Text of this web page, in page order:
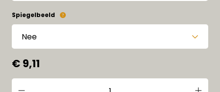
Spiegelbeeld
€ 9,11